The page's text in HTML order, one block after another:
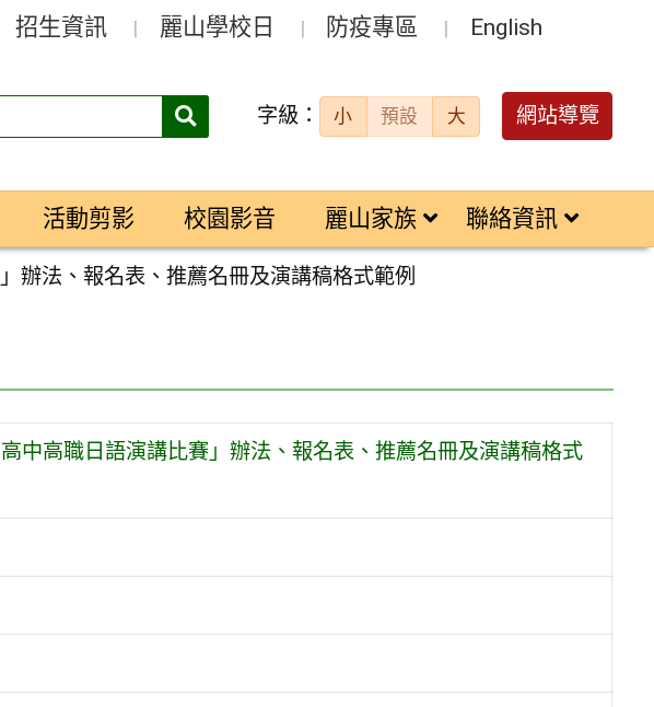
招生資訊 麗山學校日 防疫專區 English
搜
字級： 小 預設 大 網站導覽
活動剪影 校園影音 麗山家族 聯絡資訊
辦法、報名表、推薦名冊及演講稿格式範例
中高職日語演講比賽」辦法、報名表、推薦名冊及演講稿格式